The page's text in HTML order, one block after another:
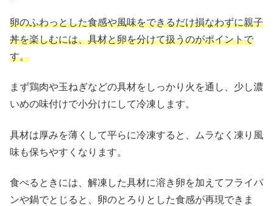
卵のふわっとした食感や風味をできるだけ損なわずに親子
丼を楽しむには、具材と卵を分けて扱うのがポイントで
す。
まず鶏肉や玉ねぎなどの具材をしっかり火を通し、少し濃
いめの味付けで小分けにして冷凍します。
具材は厚みを薄くして平らに冷凍すると、ムラなく凍り風
味も保ちやすくなります。
食べるときには、解凍した具材に溶き卵を加えてフライパ
ンや鍋でとじると、卵のとろりとした食感が再現できま